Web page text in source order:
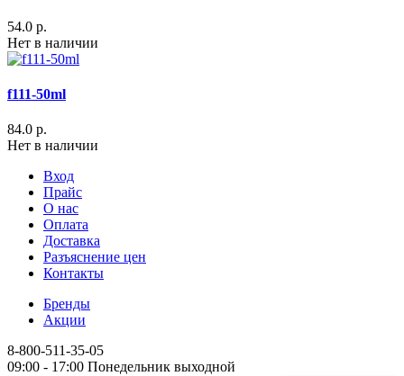
54.0 р.
Нет в наличии
f111-50ml
84.0 р.
Нет в наличии
Вход
Прайс
О нас
Оплата
Доставка
Разъяснение цен
Контакты
Бренды
Акции
8-800-511-35-05
09:00 - 17:00 Понедельник выходной